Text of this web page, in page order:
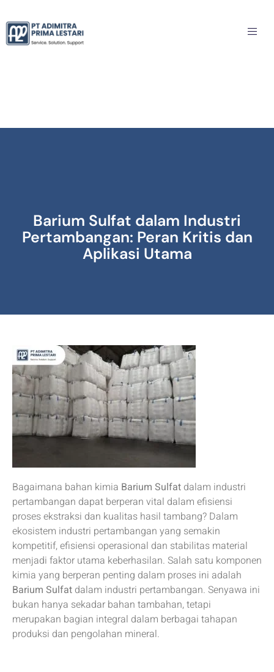
Barium Sulfat dalam Industri
Pertambangan: Peran Kritis dan
Aplikasi Utama
Bagaimana bahan kimia Barium Sulfat dalam industri
pertambangan dapat berperan vital dalam efisiensi
proses ekstraksi dan kualitas hasil tambang? Dalam
ekosistem industri pertambangan yang semakin
kompetitif, efisiensi operasional dan stabilitas material
menjadi faktor utama keberhasilan. Salah satu komponen
kimia yang berperan penting dalam proses ini adalah
Barium Sulfat dalam industri pertambangan. Senyawa ini
bukan hanya sekadar bahan tambahan, tetapi
merupakan bagian integral dalam berbagai tahapan
produksi dan pengolahan mineral.